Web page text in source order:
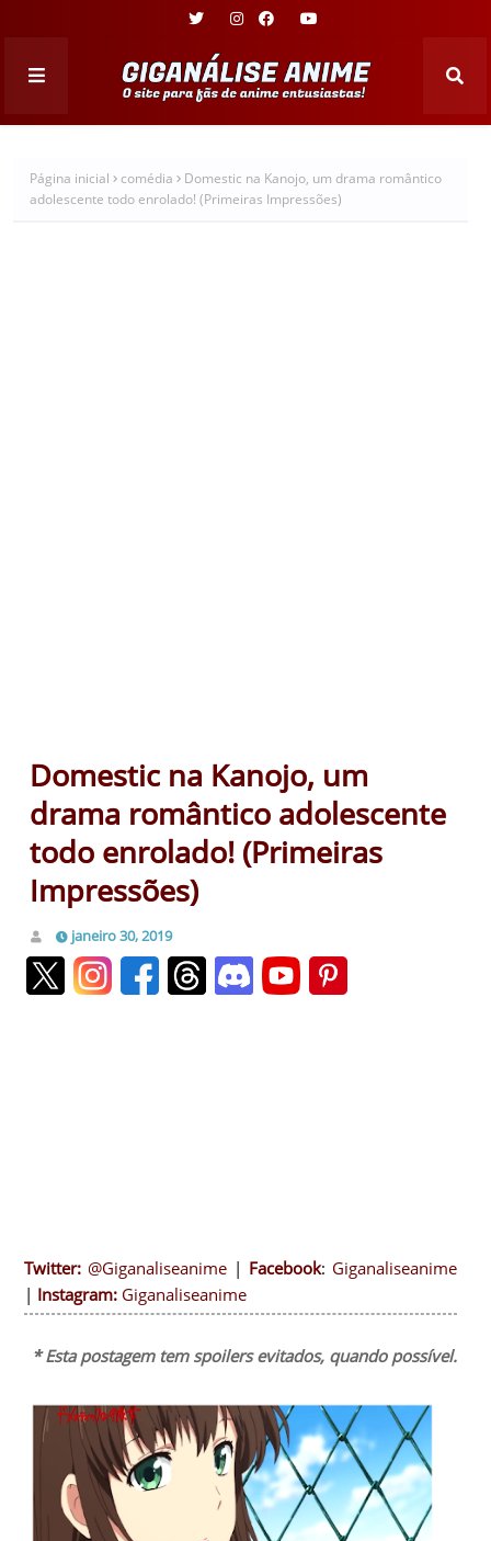
Página inicial comédia
Domestic na Kanojo, um drama romântico
adolescente todo enrolado! (Primeiras Impressões)
Domestic na Kanojo, um
drama romântico adolescente
todo enrolado! (Primeiras
Impressões)
janeiro 30, 2019
Twitter: @Giganaliseanime | Facebook: Giganaliseanime
| Instagram: Giganaliseanime
* Esta postagem tem spoilers evitados, quando possível.